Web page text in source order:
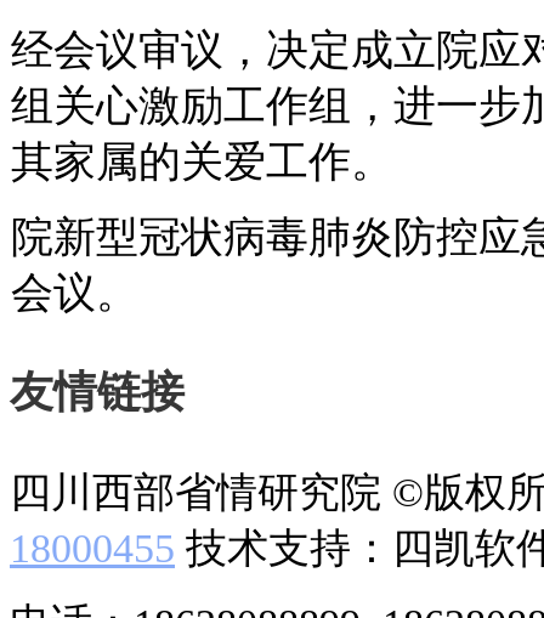
经会议审议，决定成立院应
组关心激励工作组，进一步
其家属的关爱工作。
院新型冠状病毒肺炎防控
会议。
友情链接
四川西部省情研究院 ©版权
18000455 技术支持：四凯软